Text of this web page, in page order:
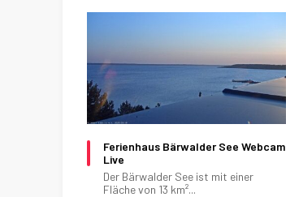
Ferienhaus Bärwalder See Webcam
Live
Der Bärwalder See ist mit einer
Fläche von 13 km²...